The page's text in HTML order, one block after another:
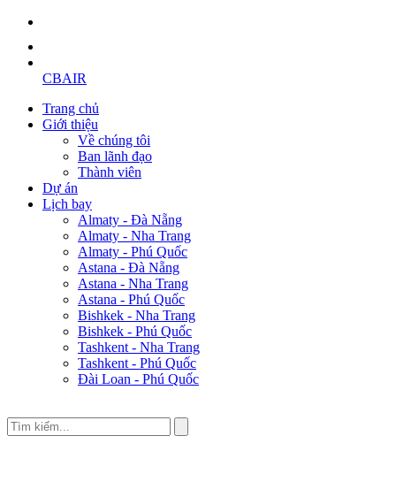
CBAIR
Trang chủ
Giới thiệu
Về chúng tôi
Ban lãnh đạo
Thành viên
Dự án
Lịch bay
Almaty - Đà Nẵng
Almaty - Nha Trang
Almaty - Phú Quốc
Astana - Đà Nẵng
Astana - Nha Trang
Astana - Phú Quốc
Bishkek - Nha Trang
Bishkek - Phú Quốc
Tashkent - Nha Trang
Tashkent - Phú Quốc
Đài Loan - Phú Quốc